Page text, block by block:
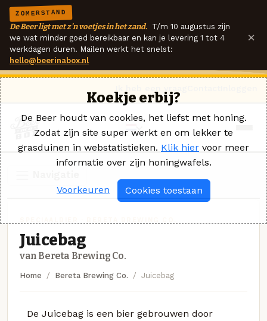
ZOMERSTAND
De Beer ligt met z'n voetjes in het zand. T/m 10 augustus zijn
we wat minder goed bereikbaar en kan je levering 1 tot 4
werkdagen duren. Mailen werkt het snelst:
hello@beerinabox.nl
×
Juicebag
van Bereta Brewing Co.
Home Bereta Brewing Co. Juicebag
De Juicebag is een bier gebrouwen door
Koekje erbij?
De Beer houdt van cookies, het liefst met honing.
Zodat zijn site super werkt en om lekker te
grasduinen in webstatistieken. Klik hier voor meer
informatie over zijn honingwafels.
Voorkeuren Cookies toestaan